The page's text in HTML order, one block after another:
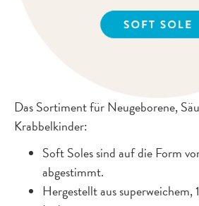
Das Sortiment für Neugeborene,
Krabbelkinder:
Soft Soles sind auf die Form
abgestimmt.
Hergestellt aus